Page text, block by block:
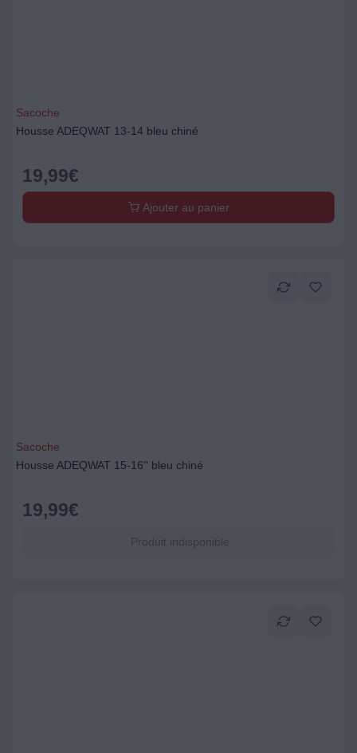
Sacoche
Housse ADEQWAT 13-14 bleu chiné
19,99€
Ajouter au panier
Sacoche
Housse ADEQWAT 15-16'' bleu chiné
19,99€
Produit indisponible